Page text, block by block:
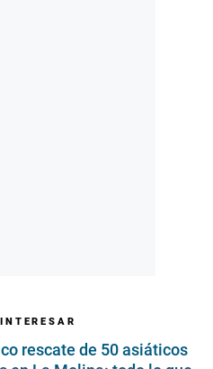
rescate de 50 asiáticos